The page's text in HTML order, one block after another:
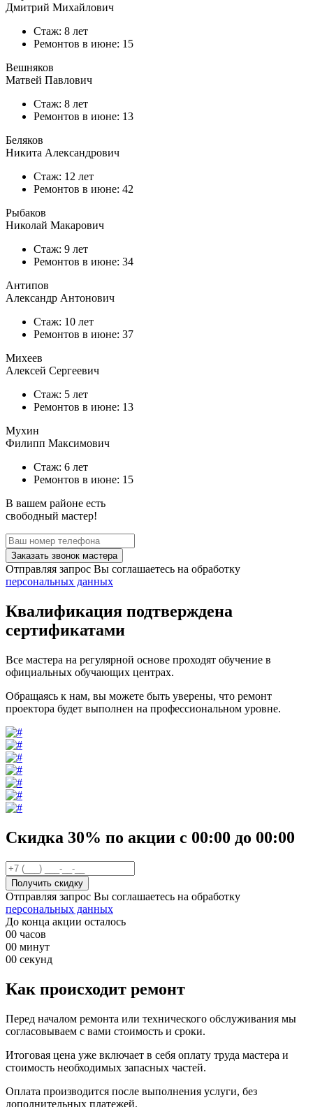
Дмитрий Михайлович
Стаж: 8 лет
Ремонтов в июне: 15
Вешняков
Матвей Павлович
Стаж: 8 лет
Ремонтов в июне: 13
Беляков
Никита Александрович
Стаж: 12 лет
Ремонтов в июне: 42
Рыбаков
Николай Макарович
Стаж: 9 лет
Ремонтов в июне: 34
Антипов
Александр Антонович
Стаж: 10 лет
Ремонтов в июне: 37
Михеев
Алексей Сергеевич
Стаж: 5 лет
Ремонтов в июне: 13
Мухин
Филипп Максимович
Стаж: 6 лет
Ремонтов в июне: 15
В вашем районе есть
свободный мастер!
Заказать звонок мастера
Отправляя запрос Вы соглашаетесь на обработку
персональных данных
Квалификация подтверждена
сертификатами
Все мастера на регулярной основе проходят обучение в
официальных обучающих центрах.
Обращаясь к нам, вы можете быть уверены, что ремонт
проектора будет выполнен на профессиональном уровне.
Скидка 30% по акции с 00:00 до 00:00
Отправляя запрос Вы соглашаетесь на обработку
персональных данных
До конца акции осталось
00 часов
00 минут
00 секунд
Как происходит ремонт
Перед началом ремонта или технического обслуживания мы
согласовываем с вами стоимость и сроки.
Итоговая цена уже включает в себя оплату труда мастера и
стоимость необходимых запасных частей.
Оплата производится после выполнения услуги, без
дополнительных платежей.